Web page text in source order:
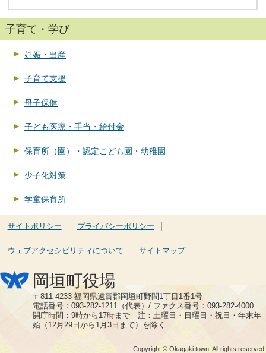
子育て・学び
妊娠・出産
子育て支援
母子保健
子ども医療・手当・給付金
保育所（園）・認定こども園・幼稚園
少子化対策
学童保育所
サイトポリシー プライバシーポリシー
ウェブアクセシビリティについて サイトマップ
岡垣町役場
〒811-4233 福岡県遠賀郡岡垣町野間1丁目1番1号
電話番号：093-282-1211（代表）/ ファクス番号：093-282-4000
開庁時間：9時から17時まで 注：土曜日・日曜日・祝日・年末年
始（12月29日から1月3日まで）を除く
Copyright © Okagaki town. All rights reserved.